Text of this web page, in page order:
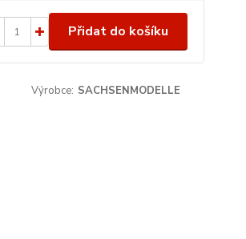
Přidat do košíku
Výrobce: SACHSENMODELLE